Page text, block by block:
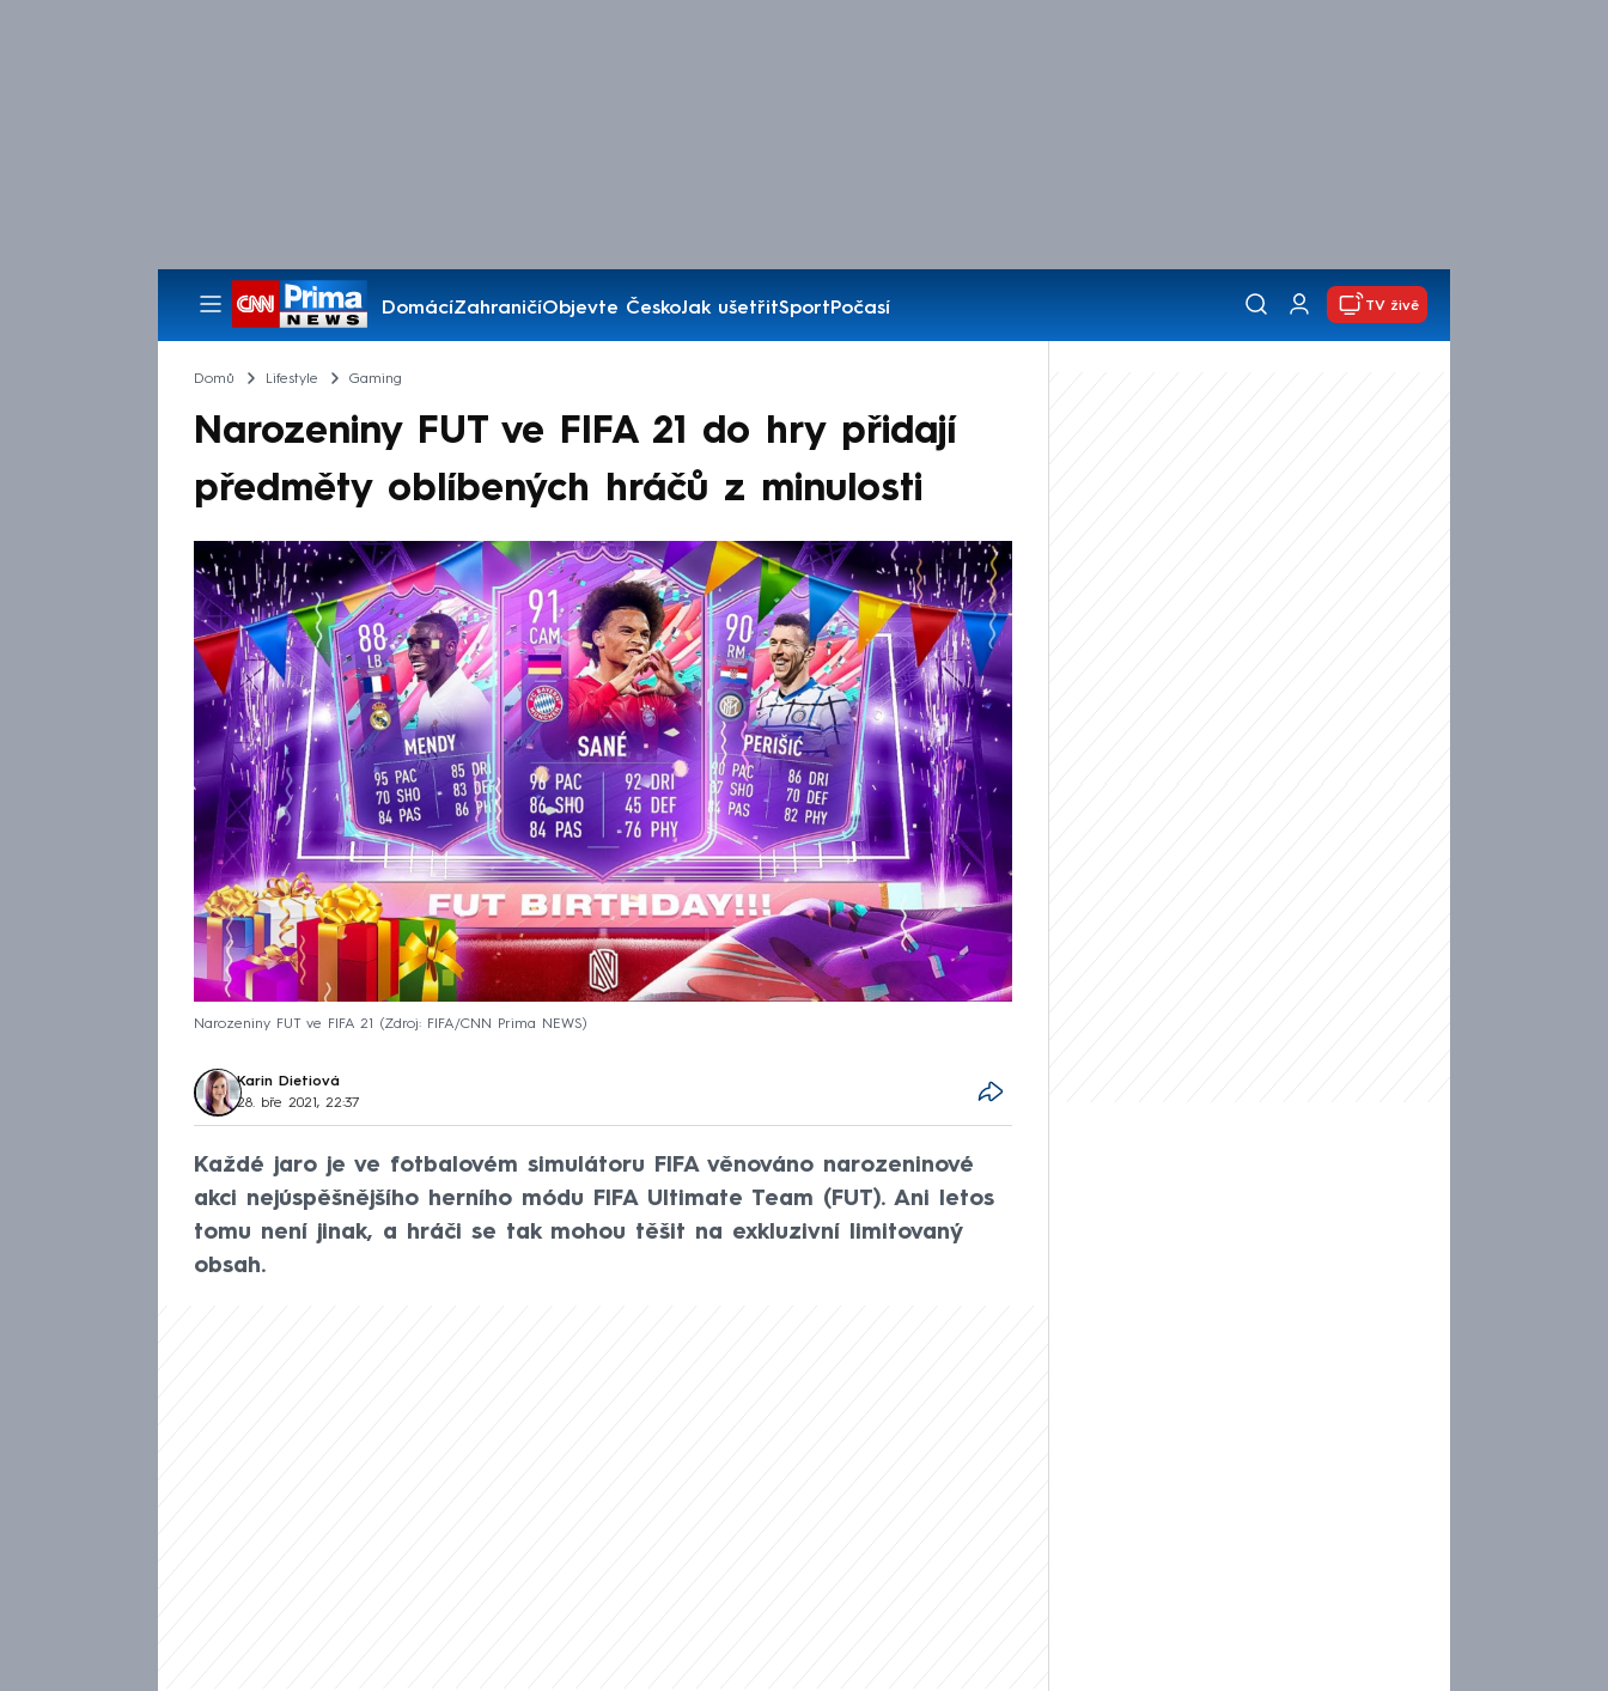
DomácíZahraničíObjevte ČeskoJak ušetřitSportPočasí
Pořady
TV živě
Domů Lifestyle Gaming
Narozeniny FUT ve FIFA 21 do hry přidají
předměty oblíbených hráčů z minulosti
Narozeniny FUT ve FIFA 21 Zdroj: FIFA/CNN Prima NEWS
Karin Dietiová
28. bře 2021, 22:37
Každé jaro je ve fotbalovém simulátoru FIFA věnováno narozeninové
akci nejúspěšnějšího herního módu FIFA Ultimate Team (FUT). Ani letos
tomu není jinak, a hráči se tak mohou těšit na exkluzivní limitovaný
obsah.